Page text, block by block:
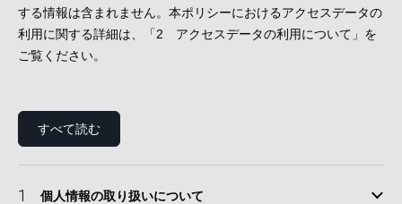
する情報は含まれません。本ポリシーにおけるアクセスデータの
利用に関する詳細は、「2 アクセスデータの利用について」を
ご覧ください。
すべて読む
1 個人情報の取り扱いについて